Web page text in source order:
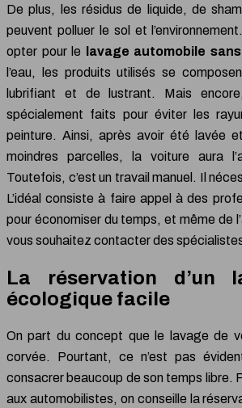
De plus, les résidus de liquide, de
peuvent polluer le sol et
opter pour le
lavage automobile
l’eau, les produits utilisés se
lubrifiant et de lustrant. Mais
spécialement faits pour éviter les
peinture. Ainsi, après avoir été lavée
moindres parcelles, la voiture aura
Toutefois, c’est un travail manuel. Il
L’idéal consiste à faire appel à des
pour économiser du temps, et même de
vous souhaitez contacter des
La réservation d’un
écologique facile
On part du concept que le lavage de
corvée. Pourtant, ce n’est pas évident
consacrer beaucoup de son temps libre.
aux automobilistes, on conseille la